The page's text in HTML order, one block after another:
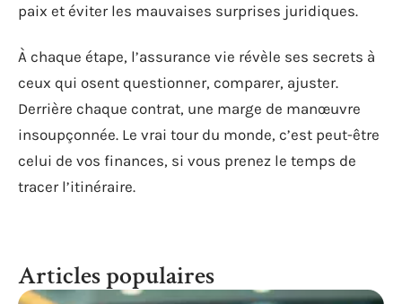
paix et éviter les mauvaises surprises juridiques.
À chaque étape, l’assurance vie révèle ses secrets à
ceux qui osent questionner, comparer, ajuster.
Derrière chaque contrat, une marge de manœuvre
insoupçonnée. Le vrai tour du monde, c’est peut-être
celui de vos finances, si vous prenez le temps de
tracer l’itinéraire.
Articles populaires